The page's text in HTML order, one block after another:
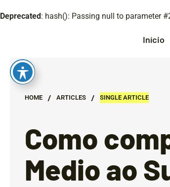
Deprecated: hash(): Passing null to parameter
Início
HOME / ARTICLES / SINGLE ARTICLE
Como
Medio ao